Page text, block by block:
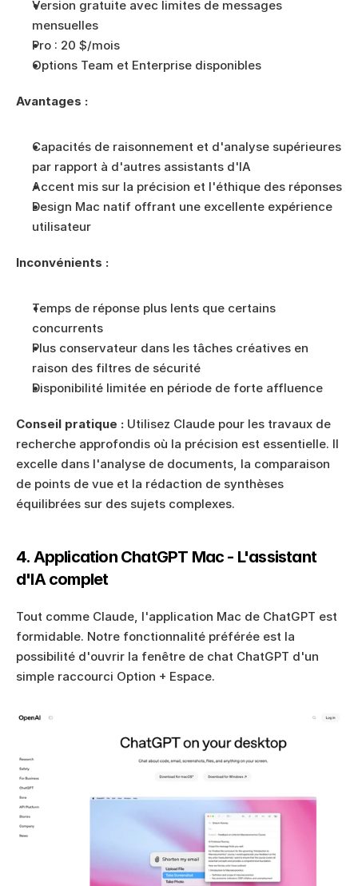
Version gratuite avec limites de messages
mensuelles
Pro : 20 $/mois
Options Team et Enterprise disponibles
Avantages :
Capacités de raisonnement et d'analyse supérieures
par rapport à d'autres assistants d'IA
Accent mis sur la précision et l'éthique des réponses
Design Mac natif offrant une excellente expérience
utilisateur
Inconvénients :
Temps de réponse plus lents que certains
concurrents
Plus conservateur dans les tâches créatives en
raison des filtres de sécurité
Disponibilité limitée en période de forte affluence
Conseil pratique : Utilisez Claude pour les travaux de
recherche approfondis où la précision est essentielle. Il
excelle dans l'analyse de documents, la comparaison
de points de vue et la rédaction de synthèses
équilibrées sur des sujets complexes.
4. Application ChatGPT Mac - L'assistant
d'IA complet
Tout comme Claude, l'application Mac de ChatGPT est
formidable. Notre fonctionnalité préférée est la
possibilité d'ouvrir la fenêtre de chat ChatGPT d'un
simple raccourci Option + Espace.